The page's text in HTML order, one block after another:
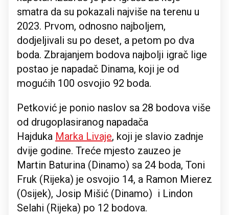
smatra da su pokazali najviše na terenu u
2023. Prvom, odnosno najboljem,
dodjeljivali su po deset, a petom po dva
boda. Zbrajanjem bodova najbolji igrač lige
postao je napadač Dinama, koji je od
mogućih 100 osvojio 92 boda.
Petković je ponio naslov sa 28 bodova više
od drugoplasiranog napadača
Hajduka Marka Livaje, koji je slavio zadnje
dvije godine. Treće mjesto zauzeo je
Martin Baturina (Dinamo) sa 24 boda, Toni
Fruk (Rijeka) je osvojio 14, a Ramon Mierez
(Osijek), Josip Mišić (Dinamo) i Lindon
Selahi (Rijeka) po 12 bodova.